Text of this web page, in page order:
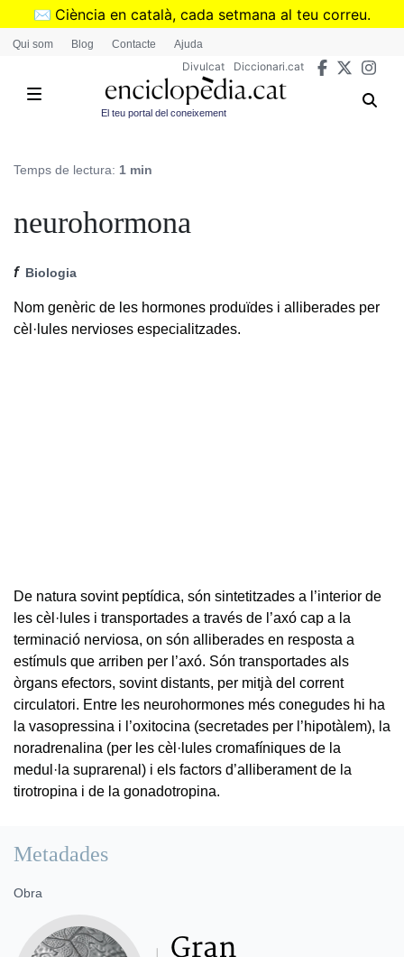
Vés
✉️ Ciència en català, cada setmana al teu correu.
➜Subscriu-te al butlletí de Divulcat
Qui som Blog Contacte Ajuda
Divulcat Diccionari.cat
El teu portal del coneixement
Temps de lectura: 1 min
neurohormona
f Biologia
Nom genèric de les hormones produïdes i alliberades per
cèl·lules nervioses especialitzades.
De natura sovint peptídica, són sintetitzades a l’interior de
les cèl·lules i transportades a través de l’axó cap a la
terminació nerviosa, on són alliberades en resposta a
estímuls que arriben per l’axó. Són transportades als
òrgans efectors, sovint distants, per mitjà del corrent
circulatori. Entre les neurohormones més conegudes hi ha
la vasopressina i l’oxitocina (secretades per l’hipotàlem), la
noradrenalina (per les cèl·lules cromafíniques de la
medul·la suprarenal) i els factors d’alliberament de la
tirotropina i de la gonadotropina.
Metadades
Obra